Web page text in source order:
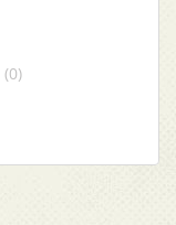
(0)